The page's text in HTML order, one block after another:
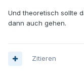
Und theoretisch sollte
dann auch gehen.
Zitieren